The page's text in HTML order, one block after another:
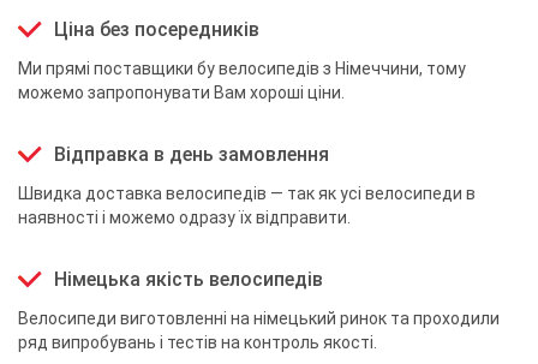
Ціна без посередників
Ми прямі поставщики бу велосипедів з Німеччини, тому
можемо запропонувати Вам хороші ціни.
Відправка в день замовлення
Швидка доставка велосипедів — так як усі велосипеди в
наявності і можемо одразу їх відправити.
Німецька якість велосипедів
Велосипеди виготовленні на німецький ринок та проходили
ряд випробувань і тестів на контроль якості.